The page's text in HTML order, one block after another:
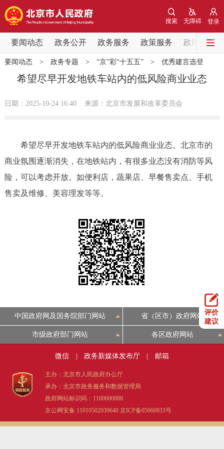
登录
无障碍
搜索
要闻动态 政务公开 政务服务 政策服务 政民互动
要闻动态
党中央精神 国务院信息 中央部委动态
政务公开
市领导 机构职能 政策服务
专题公开
法人服务
便民服务 利企服务 投资项目
政民互动
12345网上接诉即办 我要咨询
参与调查 在线访谈 图说互动
要闻动态> 政务专题 > “京”彩“十五五”> 优秀建言选登
希望尽早开发地铁车站内的低风险商业业态
日期：2025-10-24 16:40 来源：北京市发展和改革委员会
希望尽早开发地铁车站内的低风险商业业态。北京市的
商业氛围逐渐消失，在地铁站内，有很多业态没有消防等风
险，可以考虑开放。如便利店，蔬果店、早餐售卖点、手机
售卖及维修、美容理发等等。
评价
建议
中国政府网及国务院部门网站 省（区市）政府网站
市级政府部门网站 各区政府网站
微信 政务新媒体发布厅 邮箱
主办：北京市人民政府办公厅
承办：北京市政务服务和数据管理局
政府网站标识码：1100000088
京公网安备 11010502039640 京ICP备05060933号